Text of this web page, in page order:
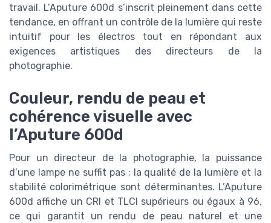
travail. L’Aputure 600d s’inscrit pleinement dans cette
tendance, en offrant un contrôle de la lumière qui reste
intuitif pour les électros tout en répondant aux
exigences artistiques des directeurs de la
photographie.
Couleur, rendu de peau et
cohérence visuelle avec
l’Aputure 600d
Pour un directeur de la photographie, la puissance
d’une lampe ne suffit pas ; la qualité de la lumière et la
stabilité colorimétrique sont déterminantes. L’Aputure
600d affiche un CRI et TLCI supérieurs ou égaux à 96,
ce qui garantit un rendu de peau naturel et une